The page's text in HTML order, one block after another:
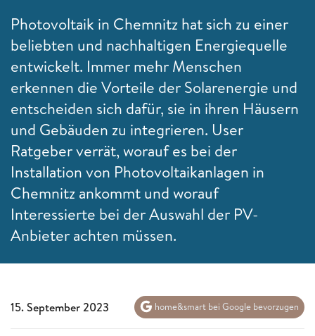
Photovoltaik in Chemnitz hat sich zu einer
beliebten und nachhaltigen Energiequelle
entwickelt. Immer mehr Menschen
erkennen die Vorteile der Solarenergie und
entscheiden sich dafür, sie in ihren Häusern
und Gebäuden zu integrieren. User
Ratgeber verrät, worauf es bei der
Installation von Photovoltaikanlagen in
Chemnitz ankommt und worauf
Interessierte bei der Auswahl der PV-
Anbieter achten müssen.
15. September 2023 home&smart bei Google bevorzugen